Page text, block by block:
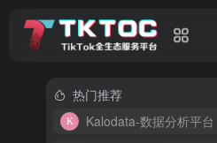
热门推荐
Kalodata-数据分析平台